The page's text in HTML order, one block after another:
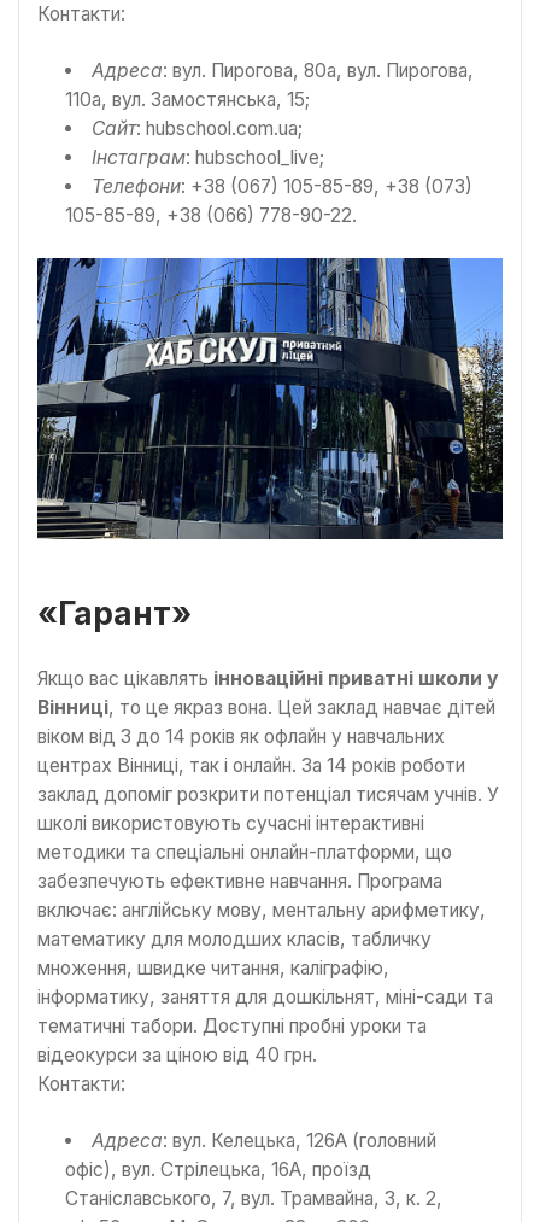
Контакти:
Адреса: вул. Пирогова, 80а, вул. Пирогова,
110а, вул. Замостянська, 15;
Сайт: hubschool.com.ua;
Інстаграм: hubschool_live;
Телефони: +38 (067) 105-85-89, +38 (073)
105-85-89, +38 (066) 778-90-22.
«Гарант»
Якщо вас цікавлять інноваційні приватні школи у
Вінниці, то це якраз вона. Цей заклад навчає дітей
віком від 3 до 14 років як офлайн у навчальних
центрах Вінниці, так і онлайн. За 14 років роботи
заклад допоміг розкрити потенціал тисячам учнів. У
школі використовують сучасні інтерактивні
методики та спеціальні онлайн-платформи, що
забезпечують ефективне навчання. Програма
включає: англійську мову, ментальну арифметику,
математику для молодших класів, табличку
множення, швидке читання, каліграфію,
інформатику, заняття для дошкільнят, міні-сади та
тематичні табори. Доступні пробні уроки та
відеокурси за ціною від 40 грн.
Контакти:
Адреса: вул. Келецька, 126А (головний
офіс), вул. Стрілецька, 16А, проїзд
Станіславського, 7, вул. Трамвайна, 3, к. 2,